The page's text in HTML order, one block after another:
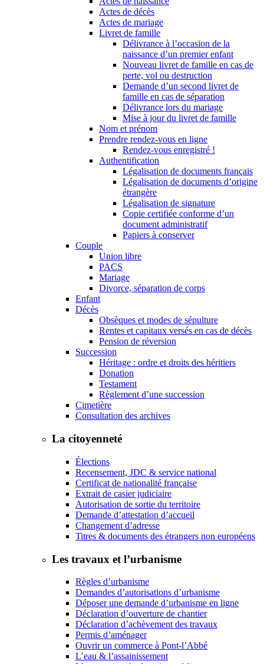
Actes de décès
Actes de mariage
Livret de famille
Délivrance à l’occasion de la
naissance d’un premier enfant
Nouveau livret de famille en cas de
perte, vol ou destruction
Demande d’un second livret de
famille en cas de séparation
Délivrance lors du mariage
Mise à jour du livret de famille
Nom et prénom
Prendre rendez-vous en ligne
Rendez-vous enregistré !
Authentification
Légalisation de documents français
Légalisation de documents d’origine
étrangère
Légalisation de signature
Copie certifiée conforme d’un
document administratif
Papiers à conserver
Couple
Union libre
PACS
Mariage
Divorce, séparation de corps
Enfant
Décès
Obsèques et modes de sépulture
Rentes et capitaux versés en cas de décès
Pension de réversion
Succession
Héritage : ordre et droits des héritiers
Donation
Testament
Règlement d’une succession
Cimetière
Consultation des archives
La citoyenneté
Élections
Recensement, JDC & service national
Certificat de nationalité française
Extrait de casier judiciaire
Autorisation de sortie du territoire
Demande d’attestation d’accueil
Changement d’adresse
Titres & documents des étrangers non européens
Les travaux et l’urbanisme
Règles d’urbanisme
Demandes d’autorisations d’urbanisme
Déposer une demande d’urbanisme en ligne
Déclaration d’ouverture de chantier
Déclaration d’achèvement des travaux
Permis d’aménager
Ouvrir un commerce à Pont-l’Abbé
L’eau & l’assainissement